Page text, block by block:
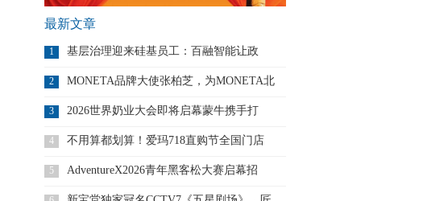
最新文章
1 基层治理迎来硅基员工：百融智能让政
2
MONETA品牌大使张柏芝，为MONETA北
3 2026世界奶业大会即将启幕蒙牛携手打
4 不用算都划算！爱玛718直购节全国门店
5 AdventureX2026青年黑客松大赛启幕招